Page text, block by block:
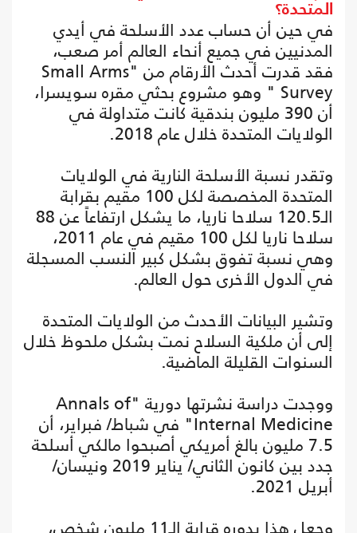
المتحدة؟
في حين أن حساب عدد الأسلحة في أيدي
المدنيين في جميع أنحاء العالم أمر صعب،
فقد قدرت أحدث الأرقام من "Small Arms
Survey " وهو مشروع بحثي مقره سويسرا،
أن 390 مليون بندقية كانت متداولة في
الولايات المتحدة خلال عام 2018.
وتقدر نسبة الأسلحة النارية في الولايات
المتحدة المخصصة لكل 100 مقيم بقرابة
الـ120.5 سلاحا ناريا، ما يشكل ارتفاعاً عن 88
سلاحا ناريا لكل 100 مقيم في عام 2011،
وهي نسبة تفوق بشكل كبير النسب المسجلة
في الدول الأخرى حول العالم.
وتشير البيانات الأحدث من الولايات المتحدة
إلى أن ملكية السلاح نمت بشكل ملحوظ خلال
السنوات القليلة الماضية.
ووجدت دراسة نشرتها دورية "Annals of
Internal Medicine" في شباط/ فبراير، أن
7.5 مليون بالغ أمريكي أصبحوا مالكي أسلحة
جدد بين كانون الثاني/ يناير 2019 ونيسان/
أبريل 2021.
وجعل هذا بدوره قرابة الـ11 مليون شخص،